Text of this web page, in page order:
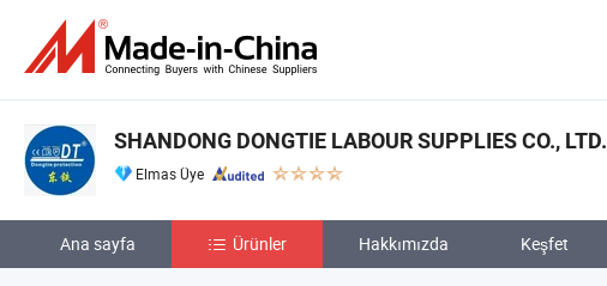
SHANDONG DONGTIE LABOUR SUPPLIES CO., LTD.
Elmas Üye
Ana sayfa Ürünler Hakkımızda Keşfet